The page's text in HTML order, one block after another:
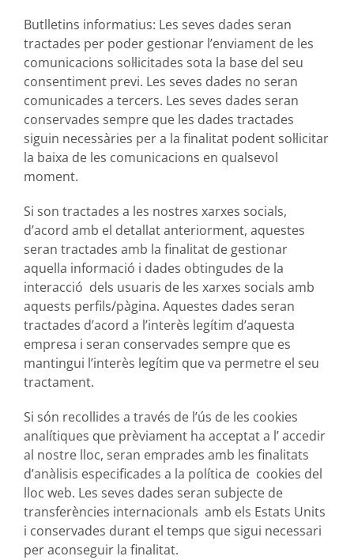
Butlletins informatius: Les seves dades seran
tractades per poder gestionar l’enviament de les
comunicacions sol·licitades sota la base del seu
consentiment previ. Les seves dades no seran
comunicades a tercers. Les seves dades seran
conservades sempre que les dades tractades
siguin necessàries per a la finalitat podent sol·licitar
la baixa de les comunicacions en qualsevol
moment.
Si son tractades a les nostres xarxes socials,
d’acord amb el detallat anteriorment, aquestes
seran tractades amb la finalitat de gestionar
aquella informació i dades obtingudes de la
interacció dels usuaris de les xarxes socials amb
aquests perfils/pàgina. Aquestes dades seran
tractades d’acord a l’interès legítim d’aquesta
empresa i seran conservades sempre que es
mantingui l’interès legítim que va permetre el seu
tractament.
Si són recollides a través de l’ús de les cookies
analítiques que prèviament ha acceptat a l’ accedir
al nostre lloc, seran emprades amb les finalitats
d’anàlisis especificades a la política de cookies del
lloc web. Les seves dades seran subjecte de
transferències internacionals amb els Estats Units
i conservades durant el temps que sigui necessari
per aconseguir la finalitat.